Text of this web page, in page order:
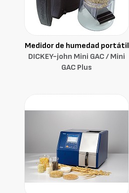
Medidor de humedad portátil
DICKEY-john Mini GAC / Mini
GAC Plus